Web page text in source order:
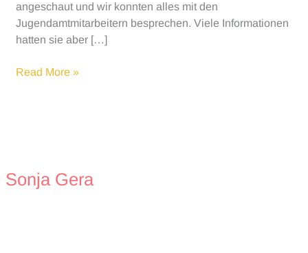
angeschaut und wir konnten alles mit den
Jugendamtmitarbeitern besprechen. Viele Informationen
hatten sie aber […]
Liebes
Read More »
Sonja Gera